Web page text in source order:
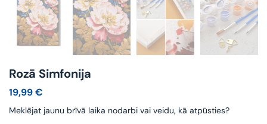
Rozā Simfonija
19,99€
Meklējat jaunu brīvā laika nodarbi vai veidu, kā atpūsties?